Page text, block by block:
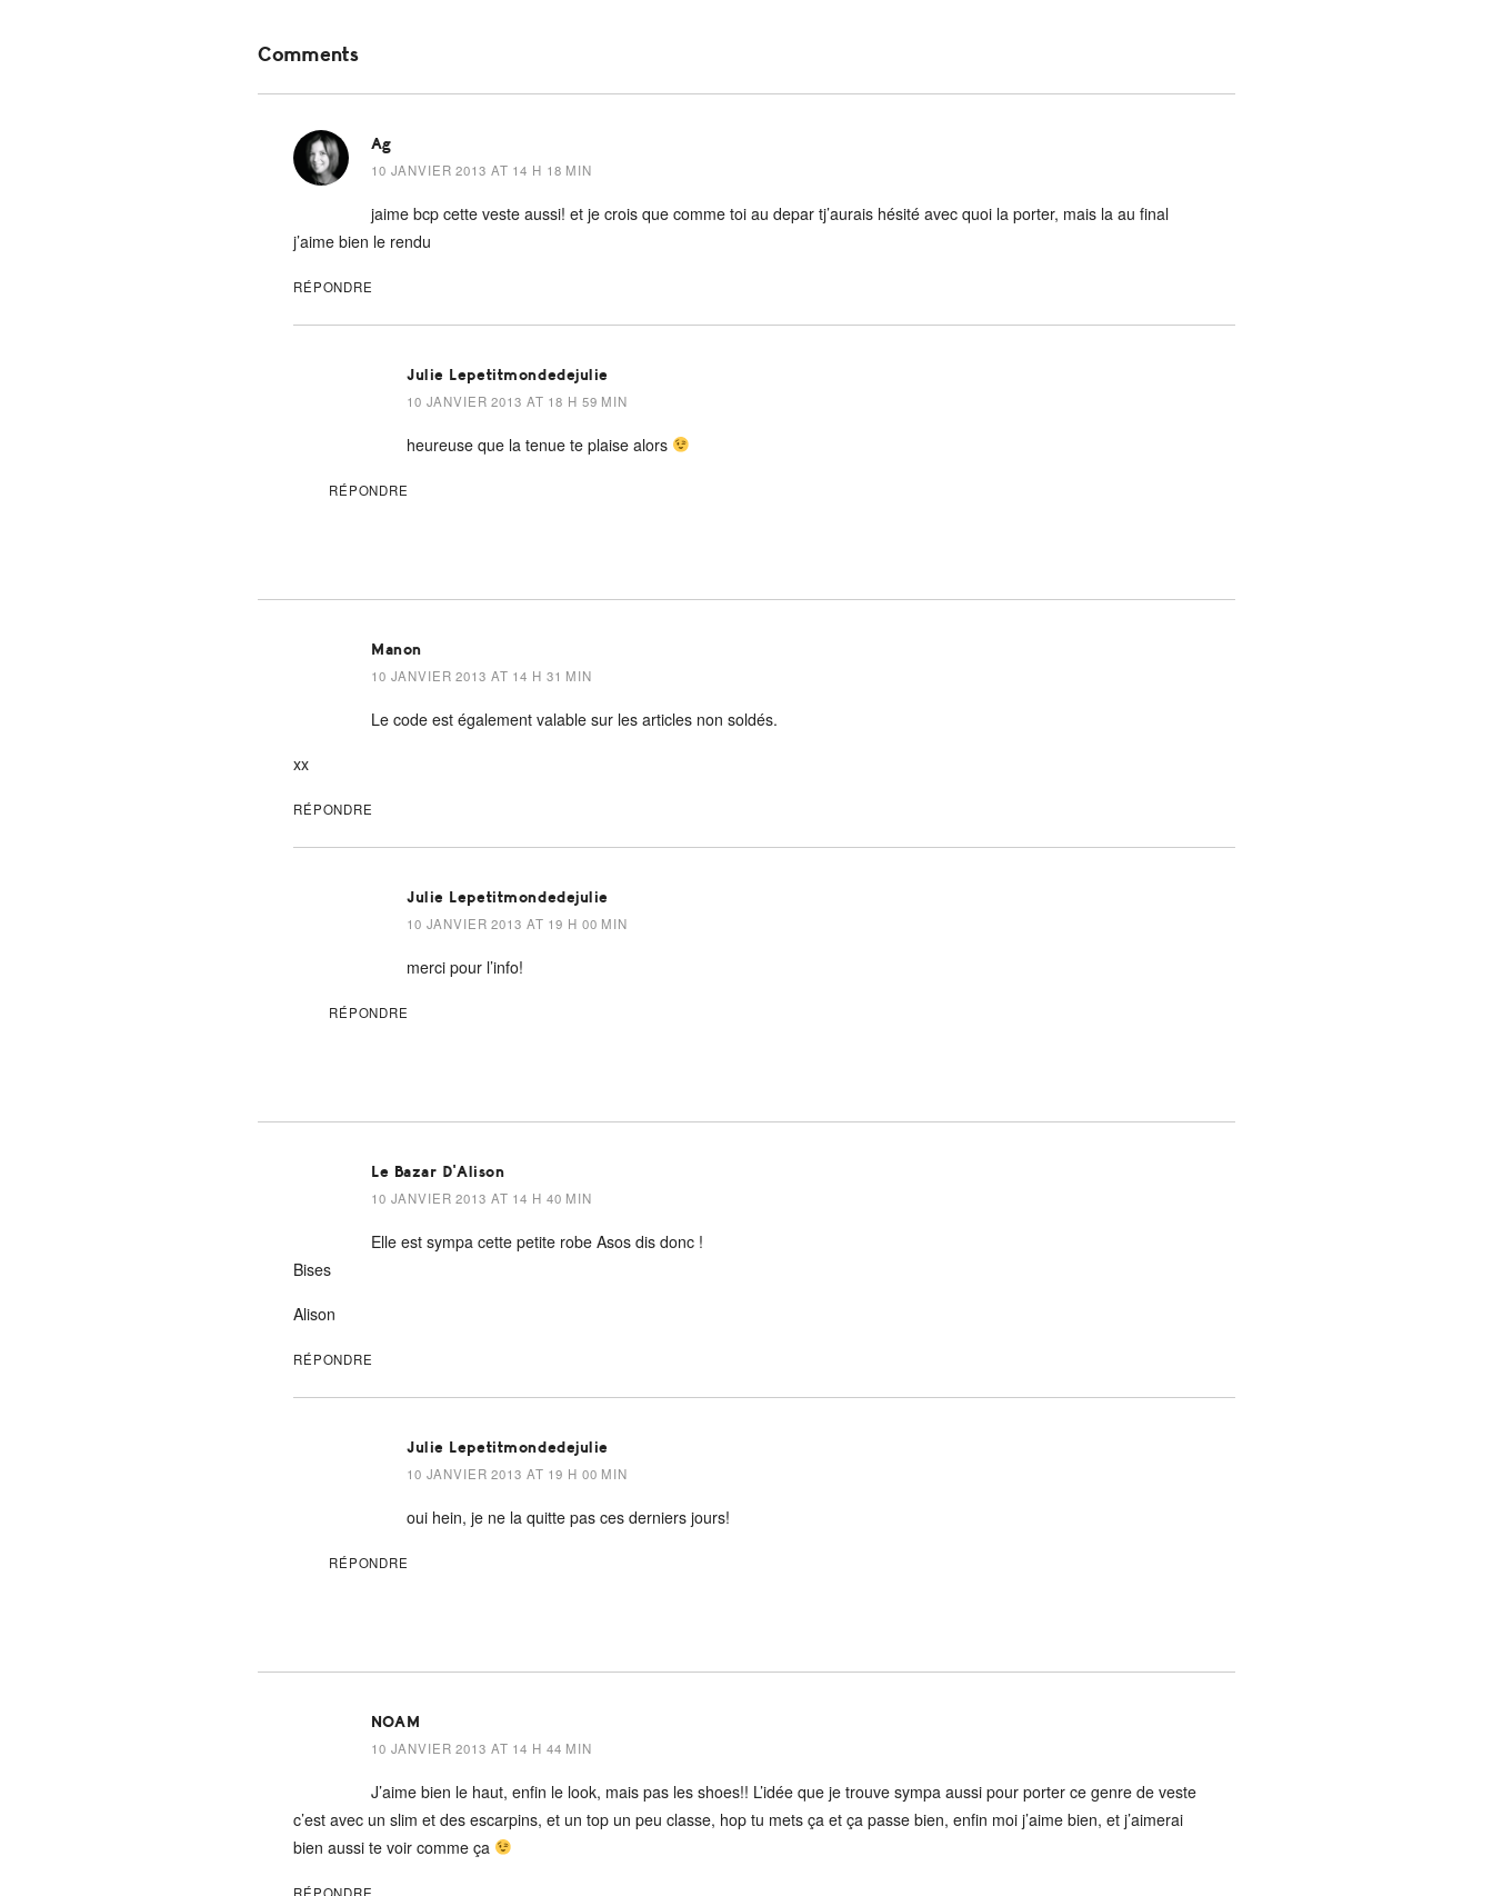
Interactions
Comments
Ag
10 JANVIER 2013 AT 14 H 18 MIN
jaime bcp cette veste aussi! et je crois que comme toi au depar tj’aurais hésité avec quoi la porter, mais la au final
j’aime bien le rendu
RÉPONDRE
Julie Lepetitmondedejulie
10 JANVIER 2013 AT 18 H 59 MIN
heureuse que la tenue te plaise alors
RÉPONDRE
Manon
10 JANVIER 2013 AT 14 H 31 MIN
Le code est également valable sur les articles non soldés.
xx
RÉPONDRE
Julie Lepetitmondedejulie
10 JANVIER 2013 AT 19 H 00 MIN
merci pour l’info!
RÉPONDRE
Le Bazar D'Alison
10 JANVIER 2013 AT 14 H 40 MIN
Elle est sympa cette petite robe Asos dis donc !
Bises
Alison
RÉPONDRE
Julie Lepetitmondedejulie
10 JANVIER 2013 AT 19 H 00 MIN
oui hein, je ne la quitte pas ces derniers jours!
RÉPONDRE
NOAM
10 JANVIER 2013 AT 14 H 44 MIN
J’aime bien le haut, enfin le look, mais pas les shoes!! L’idée que je trouve sympa aussi pour porter ce genre de veste
c’est avec un slim et des escarpins, et un top un peu classe, hop tu mets ça et ça passe bien, enfin moi j’aime bien, et j’aimerai
bien aussi te voir comme ça